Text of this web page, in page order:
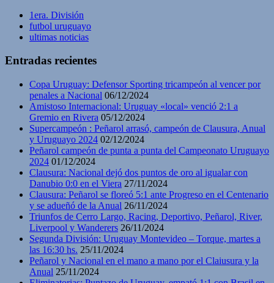
1era. División
futbol uruguayo
ultimas noticias
Entradas recientes
Copa Uruguay: Defensor Sporting tricampeón al vencer por
penales a Nacional 06/12/2024
Amistoso Internacional: Uruguay «local» venció 2:1 a
Gremio en Rivera 05/12/2024
Supercampeón : Peñarol arrasó, campeón de Clausura, Anual
y Uruguayo 2024 02/12/2024
Peñarol campeón de punta a punta del Campeonato Uruguayo
2024 01/12/2024
Clausura: Nacional dejó dos puntos de oro al igualar con
Danubio 0:0 en el Viera 27/11/2024
Clausura: Peñarol se floreó 5:1 ante Progreso en el Centenario
y se adueñó de la Anual 26/11/2024
Triunfos de Cerro Largo, Racing, Deportivo, Peñarol, River,
Liverpool y Wanderers 26/11/2024
Segunda División: Uruguay Montevideo – Torque, martes a
las 16:30 hs. 25/11/2024
Peñarol y Nacional en el mano a mano por el Claiusura y la
Anual 25/11/2024